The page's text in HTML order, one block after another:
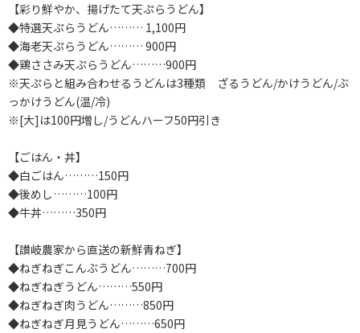
【彩り鮮やか、揚げたて天ぷらうどん】
◆特選天ぷらうどん……… 1,100円
◆海老天ぷらうどん……… 900円
◆鶏ささみ天ぷらうどん………900円
※天ぷらと組み合わせるうどんは3種類 ざるうどん/かけうどん/ぶ
っかけうどん(温/冷)
※[大]は100円増し/うどんハーフ50円引き
【ごはん・丼】
◆白ごはん………150円
◆後めし………100円
◆牛丼………350円
【讃岐農家から直送の新鮮青ねぎ】
◆ねぎねぎこんぶうどん………700円
◆ねぎねぎうどん………550円
◆ねぎねぎ肉うどん………850円
◆ねぎねぎ月見うどん………650円